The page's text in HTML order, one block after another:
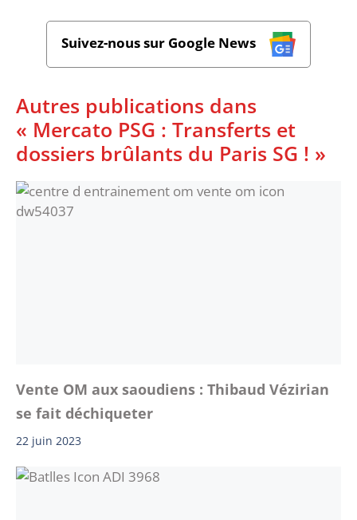
Suivez-nous sur Google News
Autres publications dans
« Mercato PSG : Transferts et
dossiers brûlants du Paris SG ! »
Vente OM aux saoudiens : Thibaud Vézirian
se fait déchiqueter
22 juin 2023